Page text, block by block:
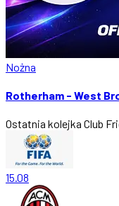
Nożna
Rotherham - West
Ostatnia kolejka Club
15.08